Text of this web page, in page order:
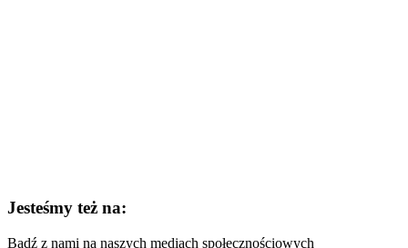
Jesteśmy też na:
Bądź z nami na naszych mediach społecznościowych